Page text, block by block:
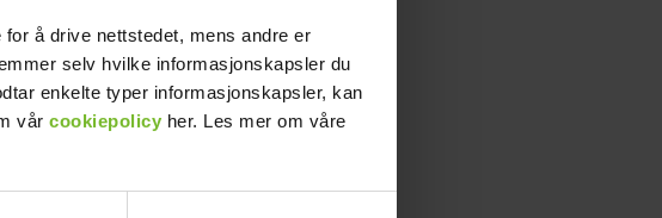
å drive nettstedet, mens andre er
selv hvilke informasjonskapsler du
enkelte typer informasjonskapsler, kan
vår cookiepolicy her. Les mer om våre